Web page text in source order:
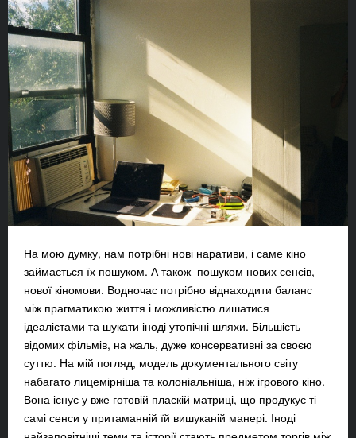
На мою думку, нам потрібні нові наративи, і саме кіно
займається їх пошуком. А також пошуком нових сенсів,
нової кіномови. Водночас потрібно віднаходити баланс
між прагматикою життя і можливістю лишатися
ідеалістами та шукати іноді утопічні шляхи. Більшість
відомих фільмів, на жаль, дуже консервативні за своєю
суттю. На мій погляд, модель документального світу
набагато лицемірніша та колоніальніша, ніж ігрового кіно.
Вона існує у вже готовій пласкій матриці, що продукує ті
самі сенси у притаманній їй вишуканій манері. Іноді